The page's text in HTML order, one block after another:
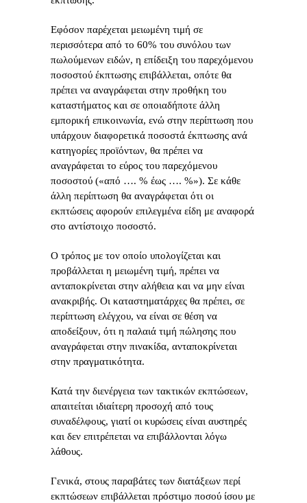
Εφόσον παρέχεται μειωμένη τιμή σε
περισσότερα από το 60% του συνόλου των
πωλούμενων ειδών, η επίδειξη του παρεχόμενου
ποσοστού έκπτωσης επιβάλλεται, οπότε θα
πρέπει να αναγράφεται στην προθήκη του
καταστήματος και σε οποιαδήποτε άλλη
εμπορική επικοινωνία, ενώ στην περίπτωση που
υπάρχουν διαφορετικά ποσοστά έκπτωσης ανά
κατηγορίες προϊόντων, θα πρέπει να
αναγράφεται το εύρος του παρεχόμενου
ποσοστού («από …. % έως …. %»). Σε κάθε
άλλη περίπτωση θα αναγράφεται ότι οι
εκπτώσεις αφορούν επιλεγμένα είδη με αναφορά
στο αντίστοιχο ποσοστό.
Ο τρόπος με τον οποίο υπολογίζεται και
προβάλλεται η μειωμένη τιμή, πρέπει να
ανταποκρίνεται στην αλήθεια και να μην είναι
ανακριβής. Οι καταστηματάρχες θα πρέπει, σε
περίπτωση ελέγχου, να είναι σε θέση να
αποδείξουν, ότι η παλαιά τιμή πώλησης που
αναγράφεται στην πινακίδα, ανταποκρίνεται
στην πραγματικότητα.
Κατά την διενέργεια των τακτικών εκπτώσεων,
απαιτείται ιδιαίτερη προσοχή από τους
συναδέλφους, γιατί οι κυρώσεις είναι αυστηρές
και δεν επιτρέπεται να επιβάλλονται λόγω
λάθους.
Γενικά, στους παραβάτες των διατάξεων περί
εκπτώσεων επιβάλλεται πρόστιμο ποσού ίσου με